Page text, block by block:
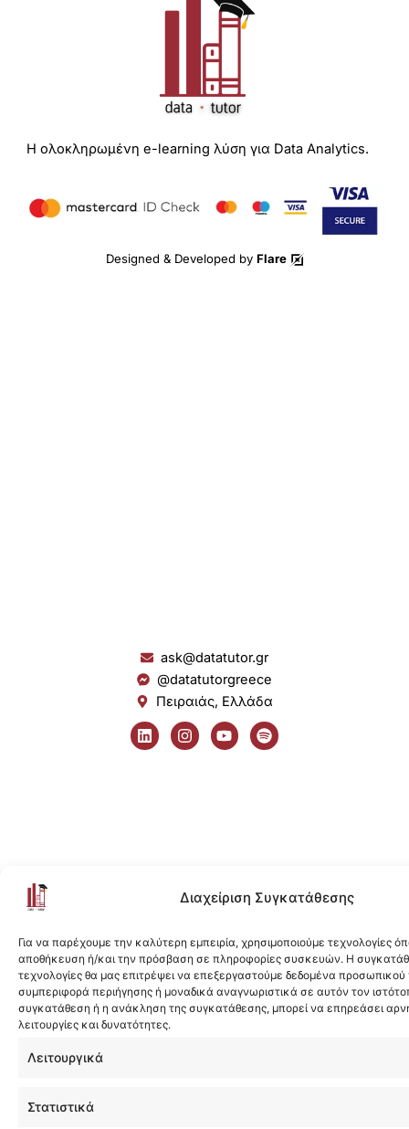
Διαχείριση Συγκατάθεσης
Για να παρέχουμε την καλύτερη εμπειρία, χρησιμοποιούμε τεχνολογίες
αποθήκευση ή/και την πρόσβαση σε πληροφορίες συσκευών. Η
τεχνολογίες θα μας επιτρέψει να επεξεργαστούμε δεδομένα
συμπεριφορά περιήγησης ή μοναδικά αναγνωριστικά σε αυτόν τον
συγκατάθεση ή η ανάκληση της συγκατάθεσης, μπορεί να επηρεάσει
λειτουργίες και δυνατότητες.
Λειτουργικά
Στατιστικά
Η ολοκληρωμένη e-learning λύση για Data Analytics.
Designed & Developed by Flare
ask@datatutor.gr
@datatutorgreece
Πειραιάς, Ελλάδα
L
i
n
I
n
s
Y
o
u
S
p
o